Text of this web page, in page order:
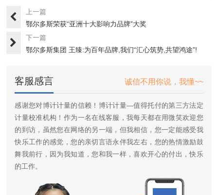
上一篇
鄂尔多斯荣获“亚洲十大影响力品牌”大奖
下一篇
鄂尔多斯集团 王臻:为百年品牌,我们“汇心筑势,共望鸿途”!
客服感言 诚信不用你说，我懂~~
感谢您对博计计量的信赖！博计计量—值得托付的第三方法定
计量校准机构！作为一名在线客服，我每天都在用微笑欢迎您
的到访，虽然您在网络的另一端，但我相信，您一定能感受我
快乐工作的感觉，您的亲切言语永伴我左右，您的热情激励鼓
舞我前行，因为我知道，您和我一样，喜欢开心的付出，快乐
的工作。